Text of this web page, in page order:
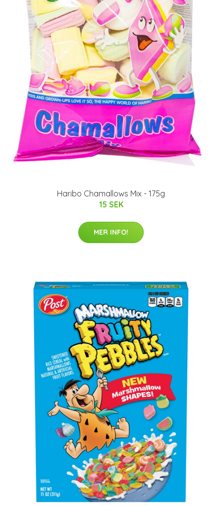
Haribo Chamallows Mix - 175g
15 SEK
MER INFO!